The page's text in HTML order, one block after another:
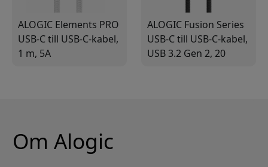
ALOGIC Elements PRO
USB-C till USB-C-kabel,
1 m, 5A
ALOGIC Fusion Series
USB-C till USB-C-kabel,
USB 3.2 Gen 2, 20
Om Alogic